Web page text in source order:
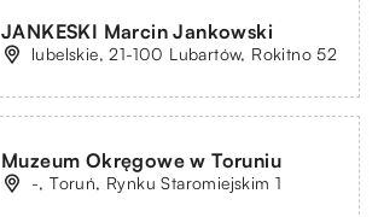
JANKESKI Marcin Jankowski
lubelskie, 21-100 Lubartów, Rokitno 52
Muzeum Okręgowe w Toruniu
-, Toruń, Rynku Staromiejskim 1